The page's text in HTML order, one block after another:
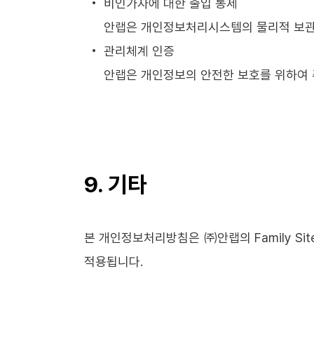
비인가자에 대한 출입 통제
안랩은 개인정보처리시스템의 물리적 보
관리체계 인증
안랩은 개인정보의 안전한 보호를 위하
9. 기타
본 개인정보처리방침은 ㈜안랩의 Family
적용됩니다.